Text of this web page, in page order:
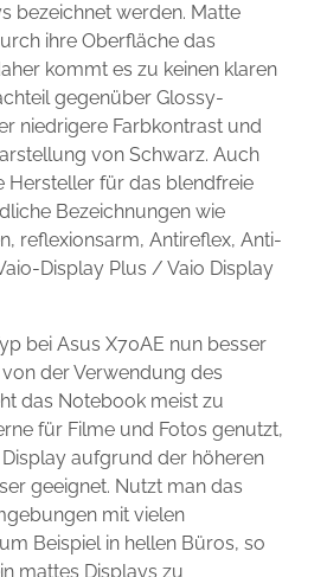
bezeichnet werden. Matte
ihre Oberfläche das
kommt es zu keinen klaren
gegenüber Glossy-
niedrigere Farbkontrast und
von Schwarz. Auch
Hersteller für das blendfreie
Bezeichnungen wie
reflexionsarm, Antireflex, Anti-
Display Plus / Vaio Display
bei Asus X70AE nun besser
der Verwendung des
das Notebook meist zu
für Filme und Fotos genutzt,
aufgrund der höheren
geeignet. Nutzt man das
mit vielen
Beispiel in hellen Büros, so
mattes Displays zu